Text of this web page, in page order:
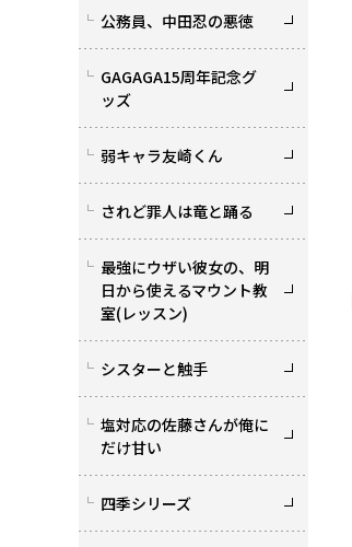
公務員、中田忍の悪徳
GAGAGA15周年記念グ
ッズ
弱キャラ友崎くん
されど罪人は竜と踊る
最強にウザい彼女の、明
日から使えるマウント教
室(レッスン)
シスターと触手
塩対応の佐藤さんが俺に
だけ甘い
四季シリーズ